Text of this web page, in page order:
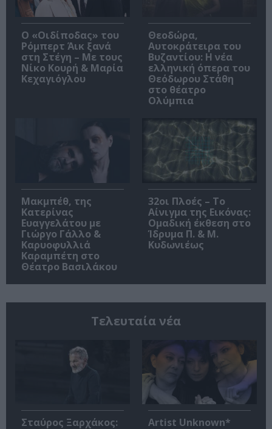
O «Οιδίποδας» του
Ρόμπερτ Άικ ξανά
στη Στέγη – Με τους
Νίκο Κουρή & Μαρία
Κεχαγιόγλου
Θεοδώρα,
Αυτοκράτειρα του
Βυζαντίου: Η νέα
ελληνική όπερα του
Θεόδωρου Στάθη
στο θέατρο
Ολύμπια
Μακμπέθ, της
Κατερίνας
Ευαγγελάτου με
Γιώργο Γάλλο &
Καρυοφυλλιά
Καραμπέτη στο
Θέατρο Βασιλάκου
32οι Πλοές – Το
Αίνιγμα της Εικόνας:
Ομαδική έκθεση στο
Ίδρυμα Π. & Μ.
Κυδωνιέως
Τελευταία νέα
Σταύρος Ξαρχάκος:
Artist Unknown*